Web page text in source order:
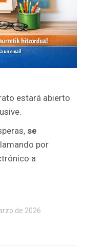
estará abierto
se
por
a
de 2026